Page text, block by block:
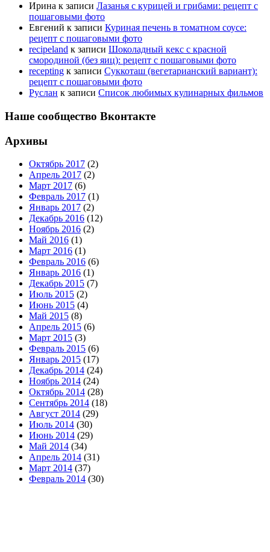
Ирина к записи Лазанья с курицей и грибами: рецепт с
пошаговыми фото
Евгений к записи Куриная печень в томатном соусе:
рецепт с пошаговыми фото
recipeland к записи Шоколадный кекс с красной
смородиной (без яиц): рецепт с пошаговыми фото
recepting к записи Суккоташ (вегетарианский вариант):
рецепт с пошаговыми фото
Руслан к записи Список любимых кулинарных фильмов
Наше сообщество Вконтакте
Архивы
Октябрь 2017 (2)
Апрель 2017 (2)
Март 2017 (6)
Февраль 2017 (1)
Январь 2017 (2)
Декабрь 2016 (12)
Ноябрь 2016 (2)
Май 2016 (1)
Март 2016 (1)
Февраль 2016 (6)
Январь 2016 (1)
Декабрь 2015 (7)
Июль 2015 (2)
Июнь 2015 (4)
Май 2015 (8)
Апрель 2015 (6)
Март 2015 (3)
Февраль 2015 (6)
Январь 2015 (17)
Декабрь 2014 (24)
Ноябрь 2014 (24)
Октябрь 2014 (28)
Сентябрь 2014 (18)
Август 2014 (29)
Июль 2014 (30)
Июнь 2014 (29)
Май 2014 (34)
Апрель 2014 (31)
Март 2014 (37)
Февраль 2014 (30)